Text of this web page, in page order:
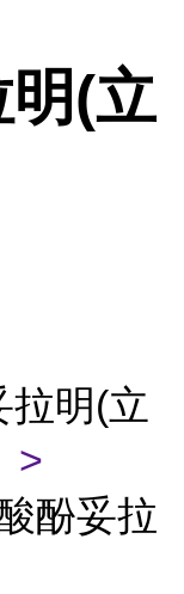
(立
拉明(立
>
酚妥拉